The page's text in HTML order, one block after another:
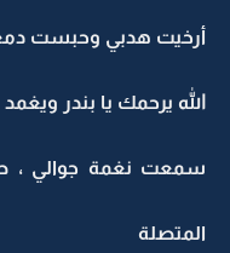
أرخيت هدبي وحبست
الله يرحمك يا بندر
سمعت نغمة جوالي ،
المتصلة